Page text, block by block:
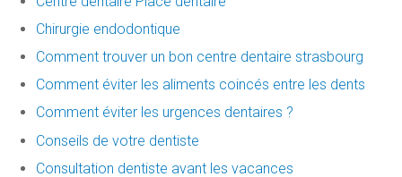
Chirurgie endodontique
Comment trouver un bon centre dentaire strasbourg
Comment éviter les aliments coincés entre les dents
Comment éviter les urgences dentaires ?
Conseils de votre dentiste
Consultation dentiste avant les vacances